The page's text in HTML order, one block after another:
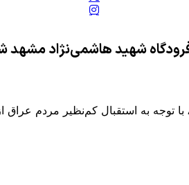
فرودگاه شهید هاشمی‌نژاد مشهد
توجه به استقبال کم‌نظیر مردم